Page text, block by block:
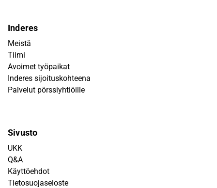
Inderes
Meistä
Tiimi
Avoimet työpaikat
Inderes sijoituskohteena
Palvelut pörssiyhtiöille
Sivusto
UKK
Q&A
Käyttöehdot
Tietosuojaseloste